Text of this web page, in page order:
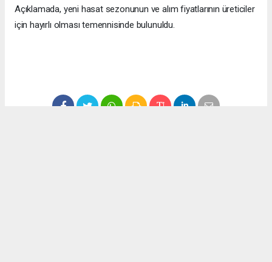
Açıklamada, yeni hasat sezonunun ve alım fiyatlarının üreticiler
için hayırlı olması temennisinde bulunuldu.